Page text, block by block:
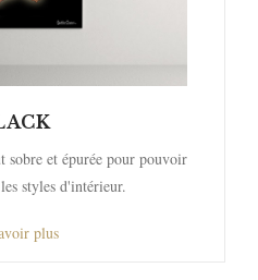
sobre et épurée pour pouvoir
styles d'intérieur.
plus